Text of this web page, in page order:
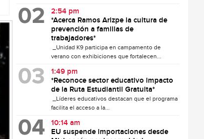
2:54 pm
*Acerca Ramos Arizpe la cultura de
prevención a familias de
trabajadores*
_Unidad K9 participa en campamento de
verano con exhibiciones que fortalecen...
1:49 pm
*Reconoce sector educativo impacto
de la Ruta Estudiantil Gratuita*
_Líderes educativos destacan que el programa
facilita el acceso a la...
10:14 am
EU suspende importaciones desde